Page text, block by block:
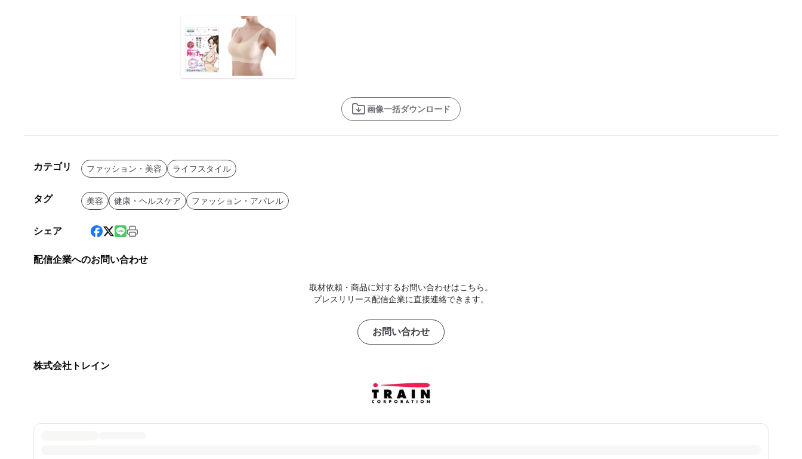
画像一括ダウンロード
カテゴリ ファッション・美容 ライフスタイル
タグ 美容 健康・ヘルスケア ファッション・アパレル
シェア
配信企業へのお問い合わせ
取材依頼・商品に対するお問い合わせはこちら。
プレスリリース配信企業に直接連絡できます。
お問い合わせ
株式会社トレイン